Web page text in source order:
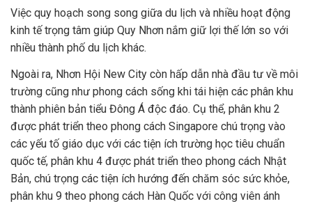
Việc quy hoạch song song giữa du lịch và nhiều hoạt động
kinh tế trọng tâm giúp Quy Nhơn nắm giữ lợi thế lớn so với
nhiều thành phố du lịch khác.
Ngoài ra, Nhơn Hội New City còn hấp dẫn nhà đầu tư về môi
trường cũng như phong cách sống khi tái hiện các phân khu
thành phiên bản tiểu Đông Á độc đáo. Cụ thể, phân khu 2
được phát triển theo phong cách Singapore chú trọng vào
các yếu tố giáo dục với các tiện ích trường học tiêu chuẩn
quốc tế, phân khu 4 được phát triển theo phong cách Nhật
Bản, chú trọng các tiện ích hướng đến chăm sóc sức khỏe,
phân khu 9 theo phong cách Hàn Quốc với công viên ánh